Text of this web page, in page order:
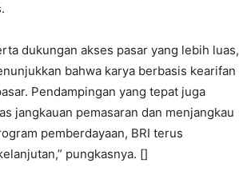
dukungan akses pasar yang lebih luas,
bahwa karya berbasis kearifan
Pendampingan yang tepat juga
jangkauan pemasaran dan menjangkau
pemberdayaan, BRI terus
pungkasnya. []